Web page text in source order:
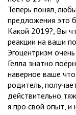
Теперь понял,
предложения это
Какой 2019?, Вы
реакции на ваши
Эгоцентризм
Гелла знатно
наверное ваше
родитель,
действительно
я про свой опыт, и